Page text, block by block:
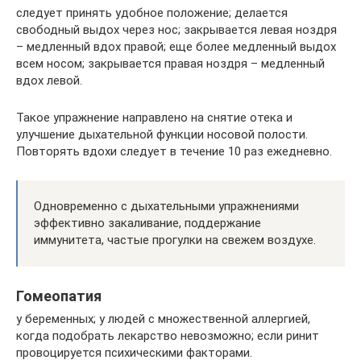
следует принять удобное положение; делается
свободный выдох через нос; закрывается левая ноздря
– медленный вдох правой; еще более медленный выдох
всем носом; закрывается правая ноздря – медленный
вдох левой.
Такое упражнение направлено на снятие отека и
улучшение дыхательной функции носовой полости.
Повторять вдохи следует в течение 10 раз ежедневно.
Одновременно с дыхательными упражнениями
эффективно закаливание, поддержание
иммунитета, частые прогулки на свежем воздухе.
Гомеопатия
у беременных; у людей с множественной аллергией,
когда подобрать лекарство невозможно; если ринит
провоцируется психическими факторами.